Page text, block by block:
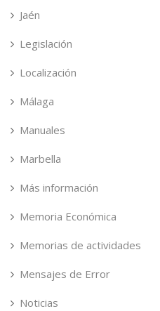
Jaén
Legislación
Localización
Málaga
Manuales
Marbella
Más información
Memoria Económica
Memorias de actividades
Mensajes de Error
Noticias